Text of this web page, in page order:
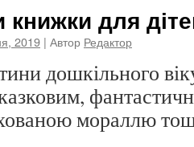
для
2019 | Автор Редактор
дошкільного
мораллю